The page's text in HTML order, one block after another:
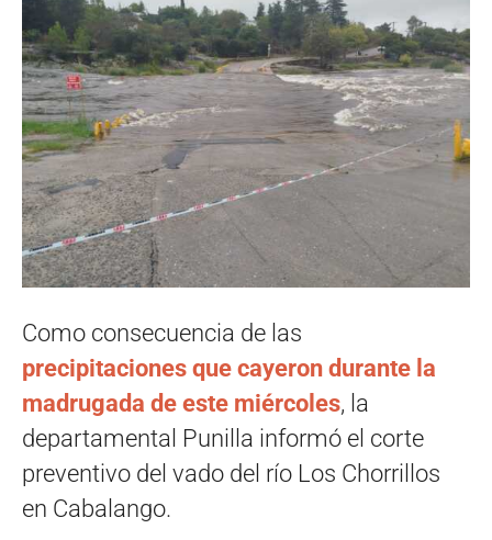
Como consecuencia de las
precipitaciones que cayeron durante la
madrugada de este miércoles, la
departamental Punilla informó el corte
preventivo del vado del río Los Chorrillos
en Cabalango.